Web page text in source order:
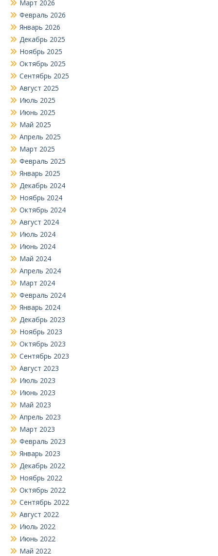
Март 2026
Февраль 2026
Январь 2026
Декабрь 2025
Ноябрь 2025
Октябрь 2025
Сентябрь 2025
Август 2025
Июль 2025
Июнь 2025
Май 2025
Апрель 2025
Март 2025
Февраль 2025
Январь 2025
Декабрь 2024
Ноябрь 2024
Октябрь 2024
Август 2024
Июль 2024
Июнь 2024
Май 2024
Апрель 2024
Март 2024
Февраль 2024
Январь 2024
Декабрь 2023
Ноябрь 2023
Октябрь 2023
Сентябрь 2023
Август 2023
Июль 2023
Июнь 2023
Май 2023
Апрель 2023
Март 2023
Февраль 2023
Январь 2023
Декабрь 2022
Ноябрь 2022
Октябрь 2022
Сентябрь 2022
Август 2022
Июль 2022
Июнь 2022
Май 2022